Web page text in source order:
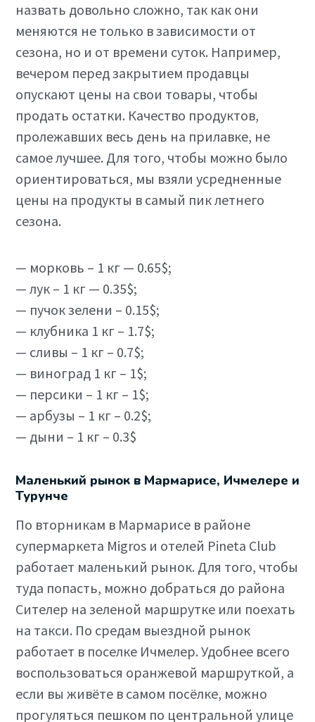
назвать довольно сложно, так как они
меняются не только в зависимости от
сезона, но и от времени суток. Например,
вечером перед закрытием продавцы
опускают цены на свои товары, чтобы
продать остатки. Качество продуктов,
пролежавших весь день на прилавке, не
самое лучшее. Для того, чтобы можно было
ориентироваться, мы взяли усредненные
цены на продукты в самый пик летнего
сезона.
— морковь – 1 кг — 0.65$;
— лук – 1 кг — 0.35$;
— пучок зелени – 0.15$;
— клубника 1 кг – 1.7$;
— сливы – 1 кг – 0.7$;
— виноград 1 кг – 1$;
— персики – 1 кг – 1$;
— арбузы – 1 кг – 0.2$;
— дыни – 1 кг – 0.3$
Маленький рынок в Мармарисе, Ичмелере и
Турунче
По вторникам в Мармарисе в районе
супермаркета Migros и отелей Pineta Club
работает маленький рынок. Для того, чтобы
туда попасть, можно добраться до района
Сителер на зеленой маршрутке или поехать
на такси. По средам выездной рынок
работает в поселке Ичмелер. Удобнее всего
воспользоваться оранжевой маршруткой, а
если вы живёте в самом посёлке, можно
прогуляться пешком по центральной улице